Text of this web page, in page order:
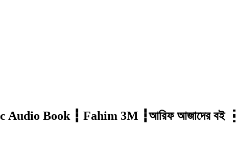
Audio Book ┇ Fahim 3M ┇আরিফ আজাদের বই ┇